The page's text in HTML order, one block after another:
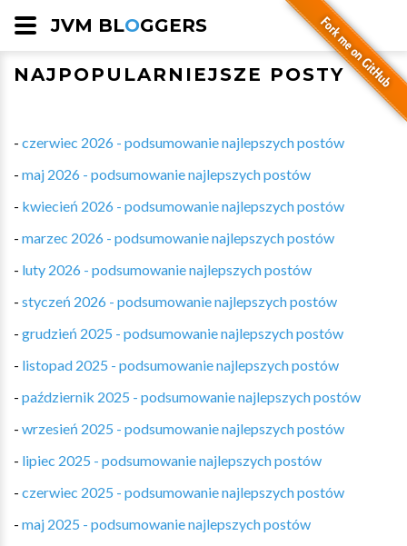
JVM BLOGGERS
NAJPOPULARNIEJSZE POSTY
- czerwiec 2026 - podsumowanie najlepszych postów
- maj 2026 - podsumowanie najlepszych postów
- kwiecień 2026 - podsumowanie najlepszych postów
- marzec 2026 - podsumowanie najlepszych postów
- luty 2026 - podsumowanie najlepszych postów
- styczeń 2026 - podsumowanie najlepszych postów
- grudzień 2025 - podsumowanie najlepszych postów
- listopad 2025 - podsumowanie najlepszych postów
- październik 2025 - podsumowanie najlepszych postów
- wrzesień 2025 - podsumowanie najlepszych postów
- lipiec 2025 - podsumowanie najlepszych postów
- czerwiec 2025 - podsumowanie najlepszych postów
- maj 2025 - podsumowanie najlepszych postów